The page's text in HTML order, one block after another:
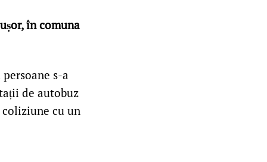
în comuna
s-a
de autobuz
cu un